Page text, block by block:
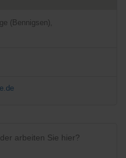
(Bennigsen),
arbeiten Sie hier?